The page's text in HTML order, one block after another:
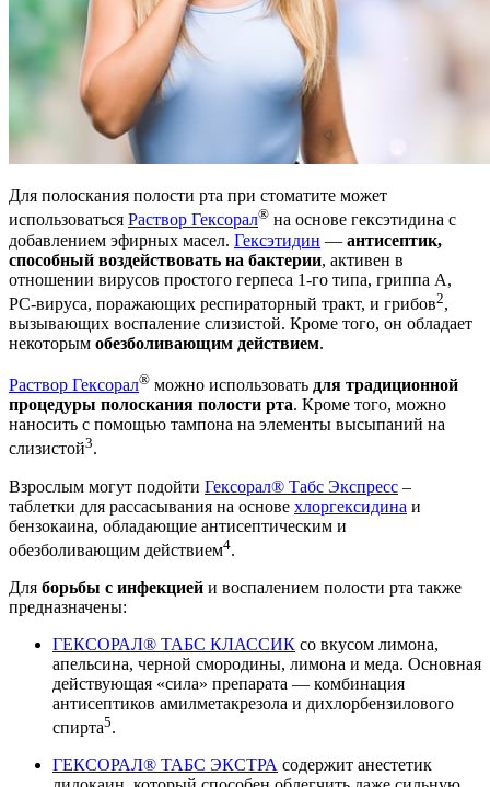
Для полоскания полости рта при стоматите может
использоваться Раствор Гексорал® на основе гексэтидина с
добавлением эфирных масел. Гексэтидин — антисептик,
способный воздействовать на бактерии, активен в
отношении вирусов простого герпеса 1-го типа, гриппа А,
PC-вируса, поражающих респираторный тракт, и грибов2,
вызывающих воспаление слизистой. Кроме того, он обладает
некоторым обезболивающим действием.
Раствор Гексорал® можно использовать для традиционной
процедуры полоскания полости рта. Кроме того, можно
наносить с помощью тампона на элементы высыпаний на
слизистой3.
Взрослым могут подойти Гексорал® Табс Экспресс –
таблетки для рассасывания на основе хлоргексидина и
бензокаина, обладающие антисептическим и
обезболивающим действием4.
Для борьбы с инфекцией и воспалением полости рта также
предназначены:
ГЕКСОРАЛ® ТАБС КЛАССИК со вкусом лимона,
апельсина, черной смородины, лимона и меда. Основная
действующая «сила» препарата — комбинация
антисептиков амилметакрезола и дихлорбензилового
спирта5.
ГЕКСОРАЛ® ТАБС ЭКСТРА содержит анестетик